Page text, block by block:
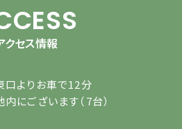
クセス情報
口よりお車で12分
にございます（7台）